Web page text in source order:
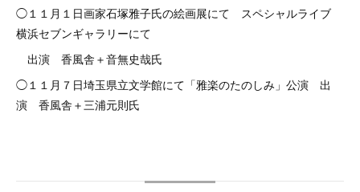
◯１１月１日画家石塚雅子氏の絵画展にて スペシャルライブ
横浜セブンギャラリーにて
出演 香風舎＋音無史哉氏
◯１１月７日埼玉県立文学館にて「雅楽のたのしみ」公演 出
演 香風舎＋三浦元則氏